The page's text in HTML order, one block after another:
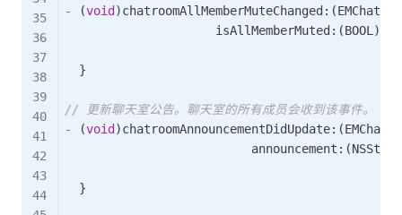
-
(void )chatroomAllMemberMuteChanged : (
                     isAllMemberMuted
: (BOOL )
}
// 更新聊天室公告。聊天室的所有成员会收到该事件。
-
(void )chatroomAnnouncementDidUpdate: (
                          announcement
: (
}